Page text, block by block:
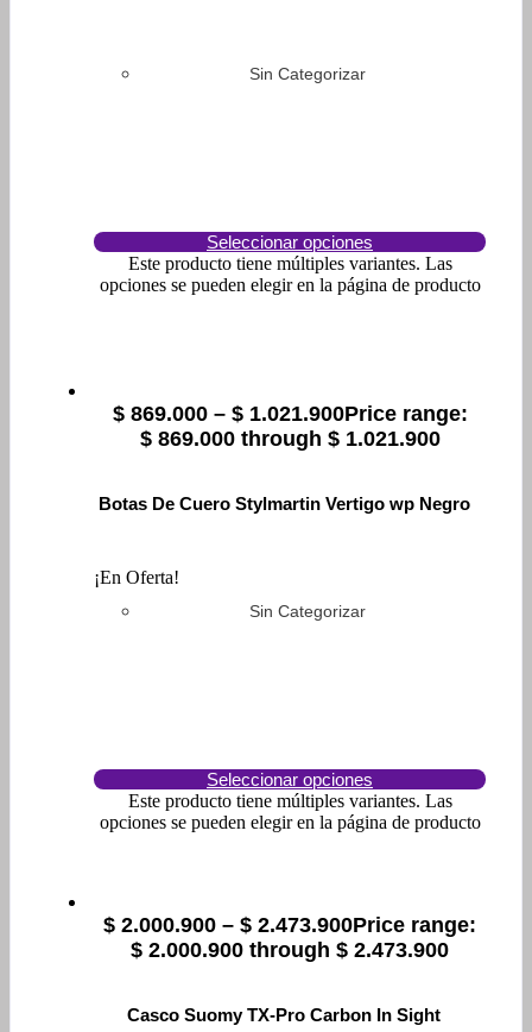
Sin Categorizar
Seleccionar opciones
Este producto tiene múltiples variantes. Las
opciones se pueden elegir en la página de producto
$869.000 – $1.021.900Price range:
$ 869.000 through $ 1.021.900
Botas De Cuero Stylmartin Vertigo wp Negro
¡En Oferta!
Sin Categorizar
Seleccionar opciones
Este producto tiene múltiples variantes. Las
opciones se pueden elegir en la página de producto
$ 2.000.900 – $ 2.473.900Price range:
$ 2.000.900 through $ 2.473.900
Casco Suomy TX-Pro Carbon In Sight